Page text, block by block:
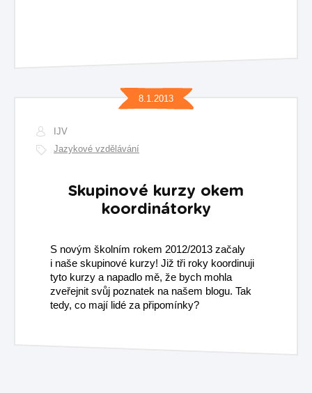
8.1.2013
IJV
Jazykové vzdělávání
Skupinové kurzy okem
koordinátorky
S novým školním rokem 2012/2013 začaly
i naše skupinové kurzy! Již tři roky koordinuji
tyto kurzy a napadlo mě, že bych mohla
zveřejnit svůj poznatek na našem blogu. Tak
tedy, co mají lidé za připomínky?